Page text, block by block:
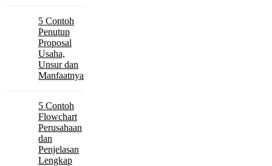
5 Contoh
Penutup
Proposal
Usaha,
Unsur dan
Manfaatnya
5 Contoh
Flowchart
Perusahaan
dan
Penjelasan
Lengkap